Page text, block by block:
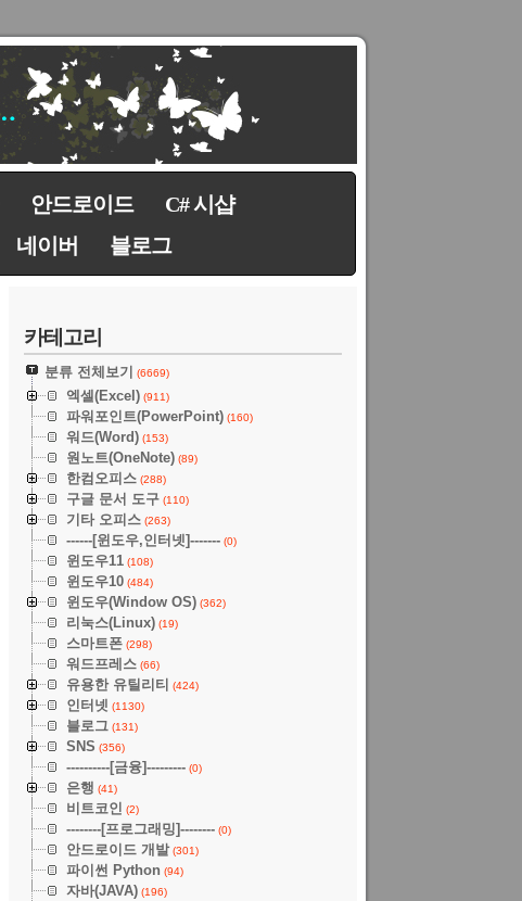
안드로이드
C# 시샵
네이버 블로그
카테고리
분류 전체보기 (6669)
엑셀(Excel) (911)
파워포인트(PowerPoint) (160)
워드(Word) (153)
원노트(OneNote) (89)
한컴오피스 (288)
구글 문서 도구 (110)
기타 오피스 (263)
------[윈도우,인터넷]------- (0)
윈도우11 (108)
윈도우10 (484)
윈도우(Window OS) (362)
리눅스(Linux) (19)
스마트폰 (298)
워드프레스 (66)
유용한 유틸리티 (424)
인터넷 (1130)
블로그 (131)
SNS (356)
----------[금융]--------- (0)
은행 (41)
비트코인 (2)
--------[프로그래밍]-------- (0)
안드로이드 개발(301)
파이썬 Python (94)
자바(JAVA) (196)